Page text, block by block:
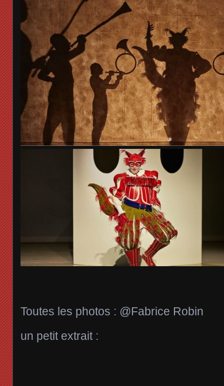
Toutes les photos : @Fabrice Robin
un petit extrait :